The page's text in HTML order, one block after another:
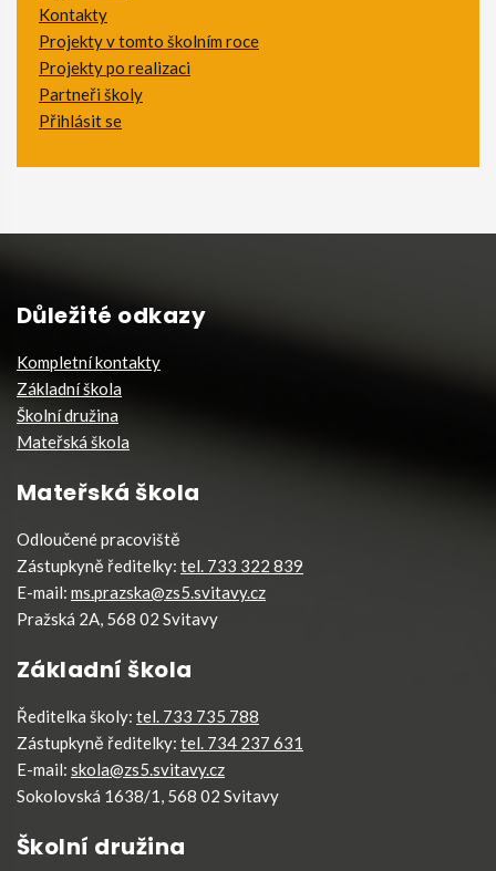
Kontakty
Projekty v tomto školním roce
Projekty po realizaci
Partneři školy
Přihlásit se
Důležité odkazy
Kompletní kontakty
Základní škola
Školní družina
Mateřská škola
Mateřská škola
Odloučené pracoviště
Zástupkyně ředitelky: tel. 733 322 839
E-mail: ms.prazska@zs5.svitavy.cz
Pražská 2A, 568 02 Svitavy
Základní škola
Ředitelka školy: tel. 733 735 788
Zástupkyně ředitelky: tel. 734 237 631
E-mail: skola@zs5.svitavy.cz
Sokolovská 1638/1, 568 02 Svitavy
Školní družina